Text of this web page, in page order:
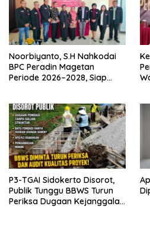
Noorbiyanto, S.H Nahkodai
BPC Peradin Magetan
Periode 2026–2028, Siap
P3-TGAI Sidokerto Disorot,
Publik Tunggu BBWS Turun
Periksa Dugaan Kejanggalan